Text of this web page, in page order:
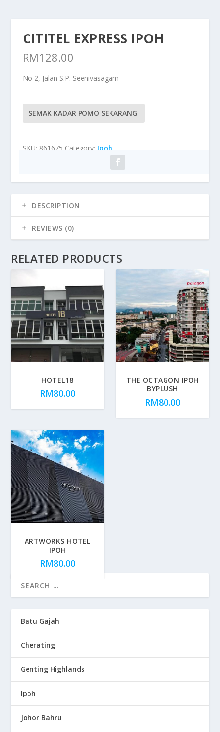
CITITEL EXPRESS IPOH
RM128.00
No 2, Jalan S.P. Seenivasagam
SEMAK KADAR POMO SEKARANG!
SKU: 861675 Category: Ipoh
DESCRIPTION
REVIEWS (0)
RELATED PRODUCTS
HOTEL18
RM80.00
THE OCTAGON IPOH
BYPLUSH
RM80.00
ARTWORKS HOTEL
IPOH
RM80.00
Batu Gajah
Cherating
Genting Highlands
Ipoh
Johor Bahru